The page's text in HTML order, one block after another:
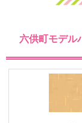
六供町モデル